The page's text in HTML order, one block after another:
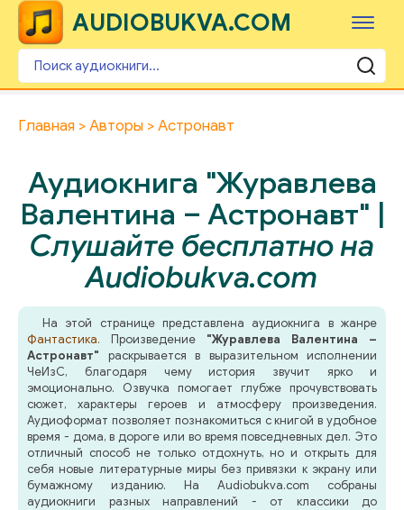
AUDIOBUKVA.COM
Главная Авторы Астронавт
Аудиокнига "Журавлева
Валентина – Астронавт" |
Слушайте бесплатно на
Audiobukva.com
На этой странице представлена аудиокнига в жанре
Фантастика. Произведение "Журавлева Валентина –
Астронавт" раскрывается в выразительном исполнении
ЧеИзС, благодаря чему история звучит ярко и
эмоционально. Озвучка помогает глубже прочувствовать
сюжет, характеры героев и атмосферу произведения.
Аудиоформат позволяет познакомиться с книгой в удобное
время - дома, в дороге или во время повседневных дел. Это
отличный способ не только отдохнуть, но и открыть для
себя новые литературные миры без привязки к экрану или
бумажному изданию. На Audiobukva.com собраны
аудиокниги разных направлений - от классики до